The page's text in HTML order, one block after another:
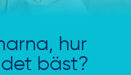
hur
bäst?